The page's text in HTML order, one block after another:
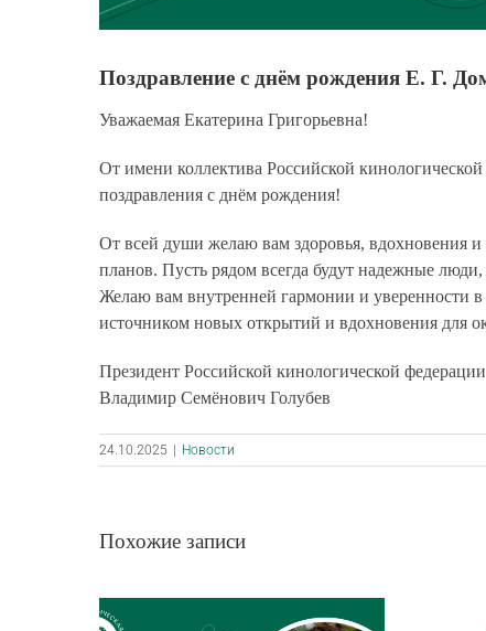
Поздравление с днём рождения Е. Г.
Уважаемая Екатерина Григорьевна!
От имени коллектива Российской
поздравления с днём рождения!
От всей души желаю вам здоровья, вдохновения
планов. Пусть рядом всегда будут надежные
Желаю вам внутренней гармонии и уверенности
источником новых открытий и вдохновения для
Президент Российской кинологической федерации
Владимир Семёнович Голубев
24.10.2025 Новости
Похожие записи